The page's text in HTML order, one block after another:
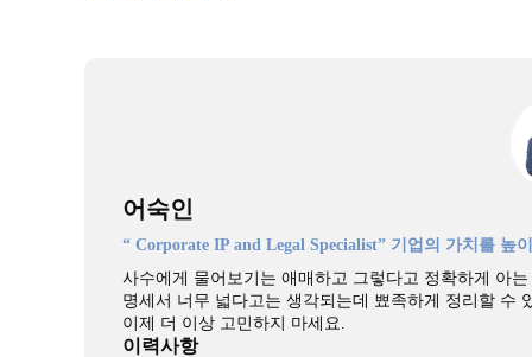
어숙인
“ Corporate IP and Legal Specialist” 기업의 가치를 높
사수에게 물어보기는 애매하고 그렇다고 정확하게 아
명세서 너무 넓다고는 생각되는데 뾰족하게 정리할 수
이제 더 이상 고민하지 마세요.
이력사항